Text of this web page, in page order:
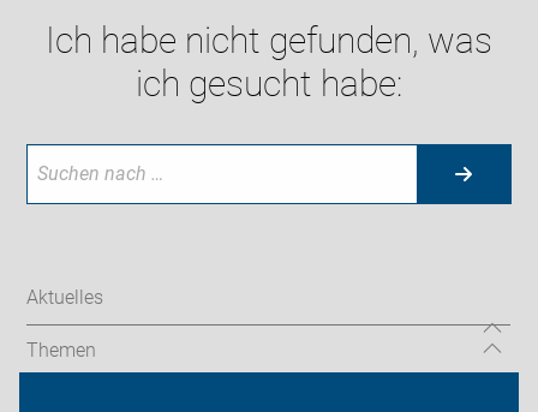
Ich habe nicht gefunden, was
ich gesucht habe:
Aktuelles
Themen